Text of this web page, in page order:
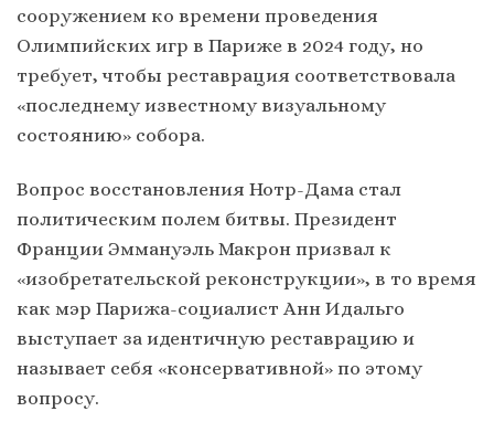
сооружением ко времени проведения
Олимпийских игр в Париже в 2024 году, но
требует, чтобы реставрация соответствовала
«последнему известному визуальному
состоянию» собора.
Вопрос восстановления ​​Нотр-Дама стал
политическим полем битвы. Президент
Франции Эммануэль Макрон призвал к
«изобретательской реконструкции», в то время
как мэр Парижа-социалист Анн Идальго
выступает за идентичную реставрацию и
называет себя «консервативной» по этому
вопросу.